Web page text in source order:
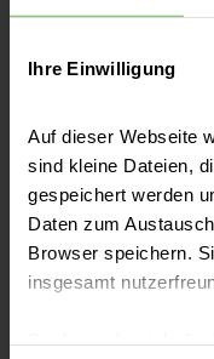
Ihre Einwilligung
Auf dieser Webseite
sind kleine Dateien,
gespeichert werden
Daten zum
Browser speichern.
insgesamt
Klinik,
Fachbereiche
Unsere